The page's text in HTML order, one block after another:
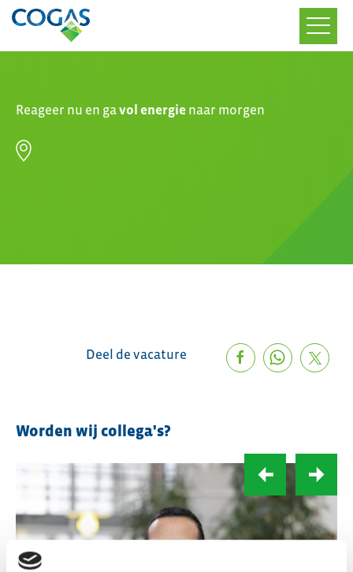
Reageer nu en gavol energie naar morgen
Deel de vacature
Worden wij collega's?